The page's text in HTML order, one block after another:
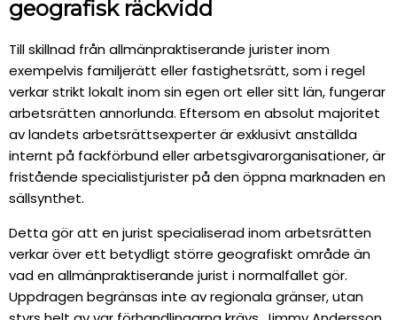
geografisk räckvidd
Till skillnad från allmänpraktiserande jurister inom
exempelvis familjerätt eller fastighetsrätt, som i regel
verkar strikt lokalt inom sin egen ort eller sitt län, fungerar
arbetsrätten annorlunda. Eftersom en absolut majoritet
av landets arbetsrättsexperter är exklusivt anställda
internt på fackförbund eller arbetsgivarorganisationer, är
fristående specialistjurister på den öppna marknaden en
sällsynthet.
Detta gör att en jurist specialiserad inom arbetsrätten
verkar över ett betydligt större geografiskt område än
vad en allmänpraktiserande jurist i normalfallet gör.
Uppdragen begränsas inte av regionala gränser, utan